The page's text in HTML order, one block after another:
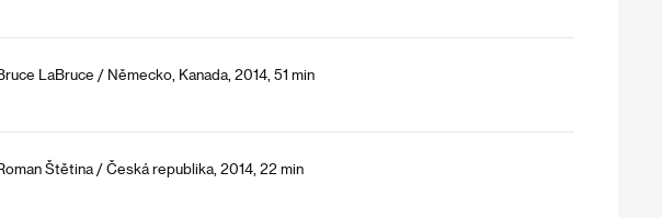
LaBruce / Německo, Kanada, 2014, 51 min
Štětina / Česká republika, 2014, 22 min